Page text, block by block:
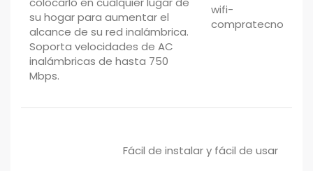
su hogar para aumentar el
alcance de su red inalámbrica.
Soporta velocidades de AC
inalámbricas de hasta 750
Mbps.
Fácil de instalar y fácil de usar